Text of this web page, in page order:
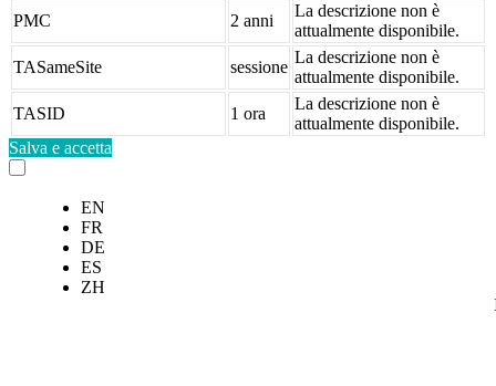
PMC
2 anni
La descrizione non è
attualmente disponibile.
TASameSite
sessione
La descrizione non è
attualmente disponibile.
TASID
1 ora
La descrizione non è
attualmente disponibile.
Salva e accetta
EN
FR
DE
ES
ZH